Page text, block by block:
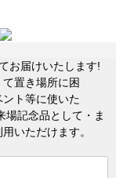
お届けいたします!
置き場所に困
ト等に使いた
記念品として・ま
いただけます。